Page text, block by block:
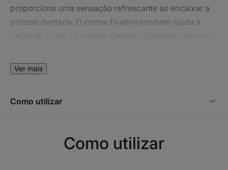
proporciona uma sensação refrescante ao encaixar a
prótese dentária. O creme fixativo também ajuda a
fórmula é resistente a alimentos quentes e é fácil de
remover no final do dia. Não contém zinco. O seu bocal
ALGUMAS PALAVRAS DO NOSSO ESPECIALISTA
Ver mais
Como utilizar
Como utilizar